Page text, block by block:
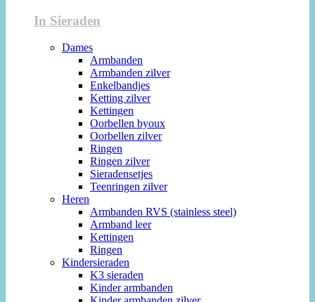
In Sieraden
Dames
Armbanden
Armbanden zilver
Enkelbandjes
Ketting zilver
Kettingen
Oorbellen byoux
Oorbellen zilver
Ringen
Ringen zilver
Sieradensetjes
Teenringen zilver
Heren
Armbanden RVS (stainless steel)
Armband leer
Kettingen
Ringen
Kindersieraden
K3 sieraden
Kinder armbanden